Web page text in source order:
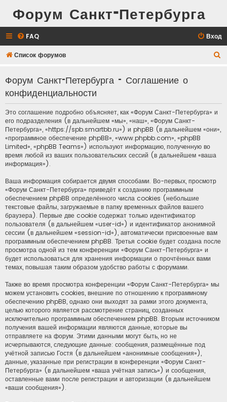
Форум Санкт-Петербурга
FAQ Вход
Список форумов
Форум Санкт-Петербурга - Соглашение о
конфиденциальности
Это соглашение подробно объясняет, как «Форум Санкт-Петербурга» и
его подразделения (в дальнейшем «мы», «наш», «Форум Санкт-
Петербурга», «https://spb.smartbb.ru») и phpBB (в дальнейшем «они»,
«программное обеспечение phpBB», «www.phpbb.com», «phpBB
Limited», «phpBB Teams») используют информацию, полученную во
время любой из ваших пользовательских сессий (в дальнейшем «ваша
информация»).
Ваша информация собирается двумя способами. Во-первых, просмотр
«Форум Санкт-Петербурга» приведёт к созданию программным
обеспечением phpBB определённого числа cookies (небольшие
текстовые файлы, загружаемые в папку временных файлов вашего
браузера). Первые две cookie содержат только идентификатор
пользователя (в дальнейшем «user-id») и идентификатор анонимной
сессии (в дальнейшем «session-id»), автоматически присвоенные вам
программным обеспечением phpBB. Третья cookie будет создана после
просмотра одной из тем конференции «Форум Санкт-Петербурга» и
будет использоваться для хранения информации о прочтённых вами
темах, повышая таким образом удобство работы с форумами.
Также во время просмотра конференции «Форум Санкт-Петербурга» мы
можем установить cookies, внешние по отношению к программному
обеспечению phpBB, однако они выходят за рамки этого документа,
целью которого является рассмотрение страниц, созданных
исключительно программным обеспечением phpBB. Вторым источником
получения вашей информации являются данные, которые вы
отправляете на форум. Этими данными могут быть, но не
исчерпываются, следующие данные: сообщения, размещённые под
учётной записью Гостя (в дальнейшем «анонимные сообщения»),
данные, указанные при регистрации в конференции «Форум Санкт-
Петербурга» (в дальнейшем «ваша учётная запись») и сообщения,
оставленные вами после регистрации и авторизации (в дальнейшем
«ваши сообщения»).